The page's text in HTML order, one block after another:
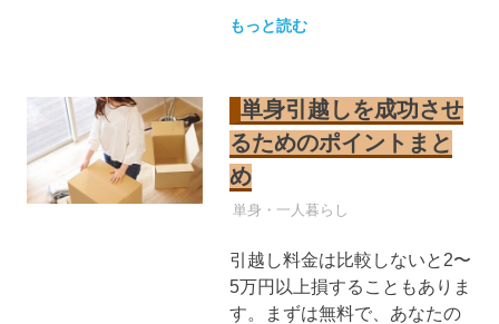
もっと読む
単身引越しを成功させ
るためのポイントまと
め
引越し業者
単身・一人暮らし
引越し料金は比較しないと2〜
5万円以上損することもありま
す。まずは無料で、あなたの